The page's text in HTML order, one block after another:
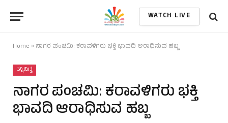
WATCH LIVE
Home » ನಾಗರ ಪಂಚಮಿ: ಕರಾವಳಿಗರು ಭಕ್ತಿ ಭಾವದಿ ಆರಾಧಿಸುವ ಹಬ್ಬ
ತನ್ನಿಮಿತ್ತ
ನಾಗರ ಪಂಚಮಿ: ಕರಾವಳಿಗರು ಭಕ್ತಿ
ಭಾವದಿ ಆರಾಧಿಸುವ ಹಬ್ಬ